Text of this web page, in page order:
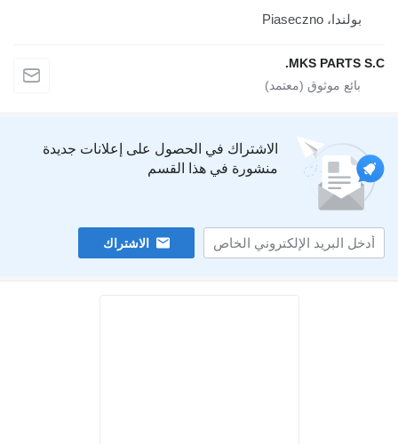
MKS PARTS
الاشتراك في الحصول على إعلانات جديدة
منشورة في هذا القسم
الاشتراك